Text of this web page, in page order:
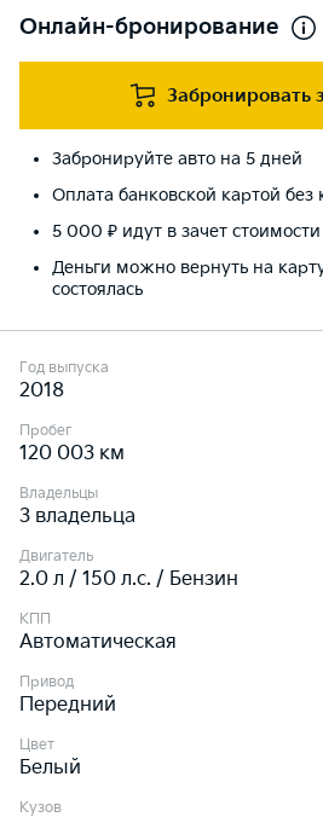
Онлайн-бронирование
Забронировать
Забронируйте авто на 5 дней
Оплата банковской картой без
5 000 ₽ идут в зачет стоимости
Деньги можно вернуть на
состоялась
Год выпуска
2018
Пробег
120 003 км
Владельцы
3 владельца
Двигатель
2.0 л / 150 л.c. / Бензин
КПП
Автоматическая
Привод
Передний
Цвет
Белый
Кузов